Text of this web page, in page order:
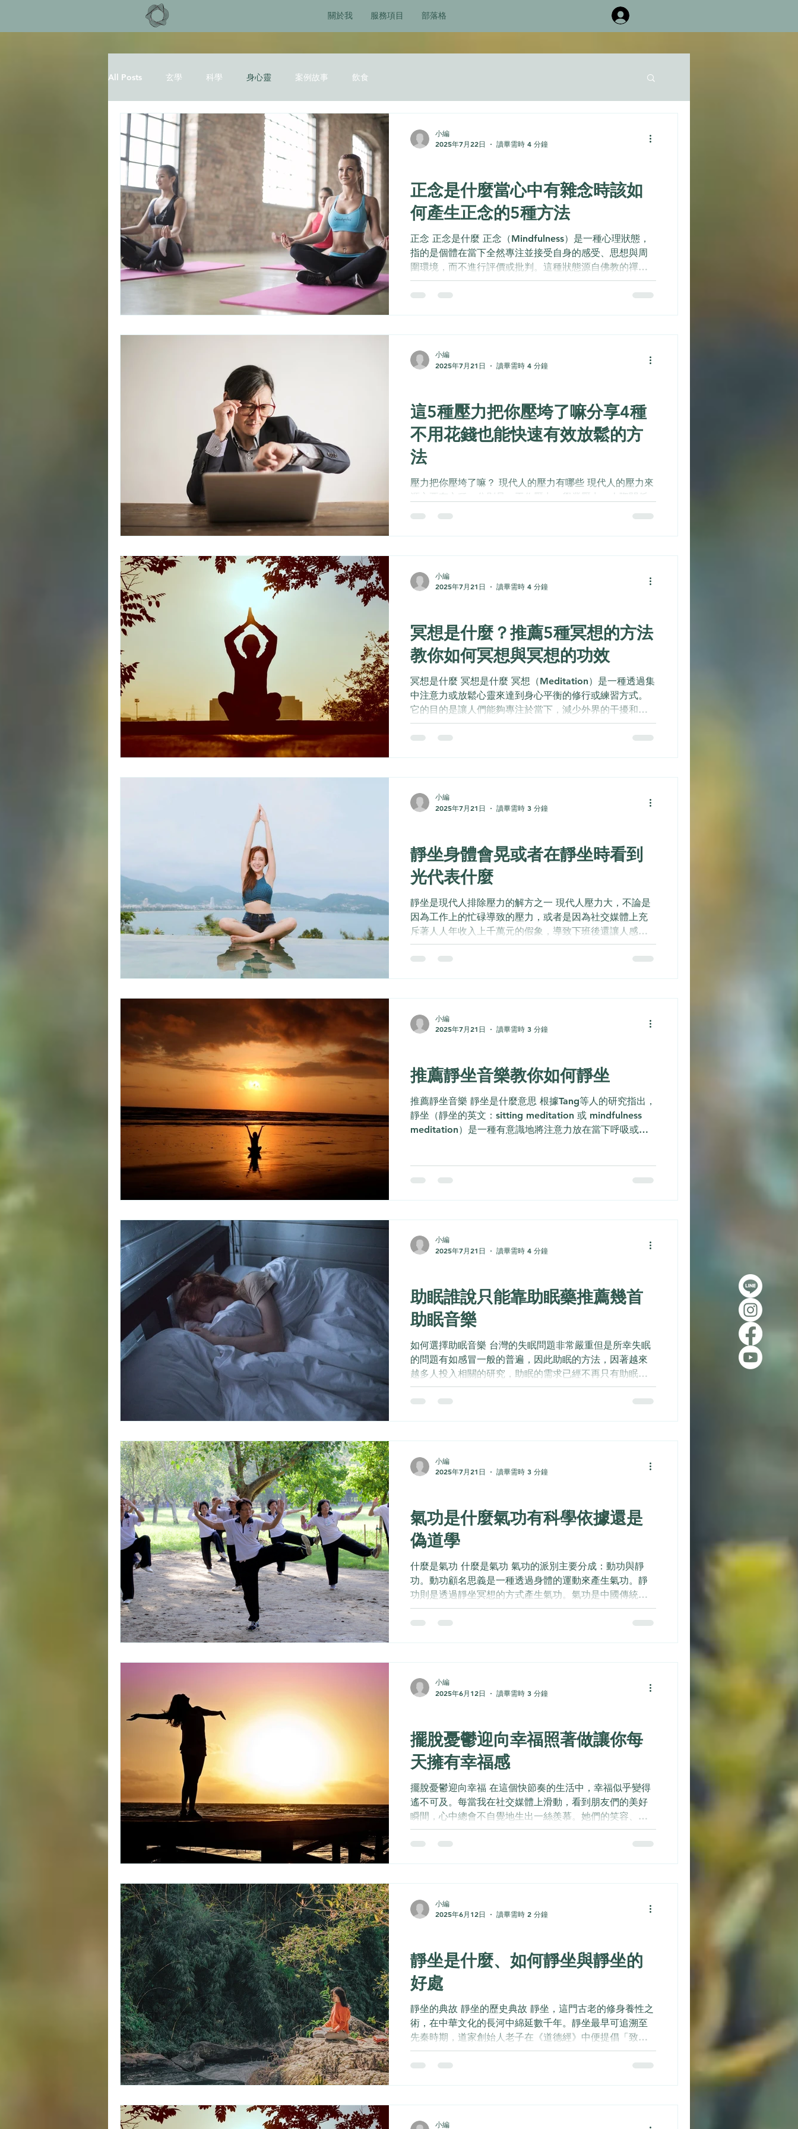
關於我 服務項目 部落格
All Posts 玄學 科學 身心靈 案例故事 飲食
正念是什麼當心中有雜念時該如
何產生正念的5種方法
正念 正念是什麼 正念（Mindfulness）是一種心理狀態，
指的是個體在當下全然專注並接受自身的感受、思想與周
圍環境，而不進行評價或批判。這種狀態源自佛教的禪修
傳統，但在現代心理學中，正念被提煉成一種非宗教性的
實踐方式，廣泛應用於壓力管理、情緒調節以及心理健康
小編
2025年7月22日
讀畢需時 4 分鐘
這5種壓力把你壓垮了嘛分享4種
不用花錢也能快速有效放鬆的方
法
壓力把你壓垮了嘛？ 現代人的壓力有哪些 現代人的壓力來
源主要有六種，分別是：工作壓力、學業壓力、人際關係
壓力、財務壓力、科技使用壓力，如果不懂得放鬆，那麼
會反蝕自己甚至是傷害他人。 六種生活壓力你中了幾種 工
作壓力...
小編
2025年7月21日
讀畢需時 4 分鐘
冥想是什麼？推薦5種冥想的方法
教你如何冥想與冥想的功效
冥想是什麼 冥想是什麼 冥想（Meditation）是一種透過集
中注意力或放鬆心靈來達到身心平衡的修行或練習方式。
它的目的是讓人們能夠專注於當下，減少外界的干擾和內
心的雜念，進而提升心理健康、情緒穩定以及專注力。冥
想的核心在於「專注」與「放鬆」。例如，閉上眼睛，專
小編
2025年7月21日
讀畢需時 4 分鐘
靜坐身體會晃或者在靜坐時看到
光代表什麼
靜坐是現代人排除壓力的解方之一 現代人壓力大，不論是
因為工作上的忙碌導致的壓力，或者是因為社交媒體上充
斥著人人年收入上千萬元的假象，導致下班後還讓人感受
到不如人的壓力，長此以往不僅造成身心俱疲，而且還會
造成身心健康受到影響。也因此靜坐成為了許多人排除壓
小編
2025年7月21日
讀畢需時 3 分鐘
推薦靜坐音樂教你如何靜坐
推薦靜坐音樂 靜坐是什麼意思 根據Tang等人的研究指出，
靜坐（靜坐的英文：sitting meditation 或 mindfulness
meditation）是一種有意識地將注意力放在當下呼吸或身
小編
2025年7月21日
讀畢需時 3 分鐘
助眠誰說只能靠助眠藥推薦幾首
助眠音樂
如何選擇助眠音樂 台灣的失眠問題非常嚴重但是所幸失眠
的問題有如感冒一般的普遍，因此助眠的方法，因著越來
越多人投入相關的研究，助眠的需求已經不再只有助眠藥
的選項，今天要來跟大家分享幾個助眠的方法以及助眠音
樂。 有什麼方式可以助眠...
小編
2025年7月21日
讀畢需時 4 分鐘
氣功是什麼氣功有科學依據還是
偽道學
什麼是氣功 什麼是氣功 氣功的派別主要分成：動功與靜
功。動功顧名思義是一種透過身體的運動來產生氣功。靜
功則是透過靜坐冥想的方式產生氣功。氣功是中國傳統文
化中的一種保健、養生、祛病的方法，有著數千年的歷
史。氣功主要是通過調整呼吸（調息）、身體姿勢（調
小編
2025年7月21日
讀畢需時 3 分鐘
擺脫憂鬱迎向幸福照著做讓你每
天擁有幸福感
擺脫憂鬱迎向幸福 在這個快節奏的生活中，幸福似乎變得
遙不可及。每當我在社交媒體上滑動，看到朋友們的美好
瞬間，心中總會不自覺地生出一絲羨慕。她們的笑容、旅
行的照片、精緻的餐點，讓我不禁思考：幸福究竟是什
麼？幸福是不是只有那些擁有名牌包包、環遊世界的人才
小編
2025年6月12日
讀畢需時 3 分鐘
靜坐是什麼、如何靜坐與靜坐的
好處
靜坐的典故 靜坐的歷史典故 靜坐，這門古老的修身養性之
術，在中華文化的長河中綿延數千年。靜坐最早可追溯至
先秦時期，道家創始人老子在《道德經》中便提倡「致虛
極，守靜篤」的修行理念，強調通過靜坐來達到身心合一
的境界。 靜坐發展至今已經突破了傳統的修行框架。在現
小編
2025年6月12日
讀畢需時 2 分鐘
小編